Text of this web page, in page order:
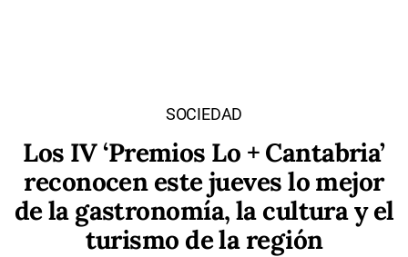
SOCIEDAD
Los IV ‘Premios Lo + Cantabria’
reconocen este jueves lo mejor
de la gastronomía, la cultura y el
turismo de la región